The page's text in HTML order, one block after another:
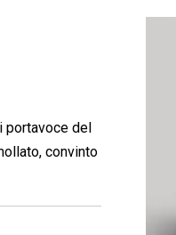
portavoce del
convinto